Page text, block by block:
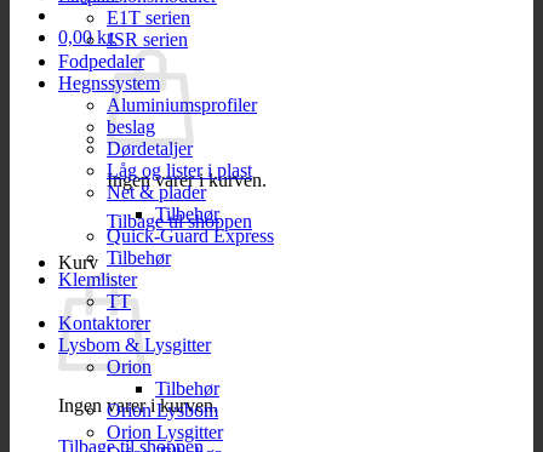
0,00kr.
Ingen varer i kurven.
Tilbage til shoppen
Kurv
Ingen varer i kurven.
Tilbage til shoppen
E1T serien
JSR serien
Fodpedaler
Hegnssystem
Aluminiumsprofiler
beslag
Dørdetaljer
Låg og lister i plast
Net & plader
Tilbehør
Quick-Guard Express
Tilbehør
Klemlister
TT
Kontaktorer
Lysbom & Lysgitter
Orion
Tilbehør
Orion Lysbom
Orion Lysgitter